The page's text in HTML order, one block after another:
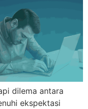
dilema antara
ekspektasi